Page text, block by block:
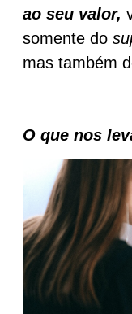
ao seu valor,
somente do
mas também
O que nos